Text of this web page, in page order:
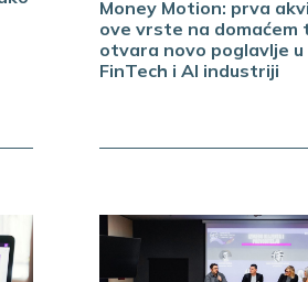
Money Motion: prva
ove vrste na domaćem
otvara novo poglavlje u
FinTech i AI industriji